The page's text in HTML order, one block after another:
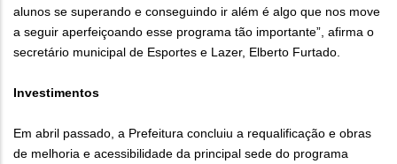
alunos se superando e conseguindo ir além é algo que nos move
a seguir aperfeiçoando esse programa tão importante”, afirma o
secretário municipal de Esportes e Lazer, Elberto Furtado.
Investimentos
Em abril passado, a Prefeitura concluiu a requalificação e obras
de melhoria e acessibilidade da principal sede do programa